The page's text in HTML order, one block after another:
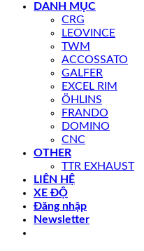
DANH MỤC
CRG
LEOVINCE
TWM
ACCOSSATO
GALFER
EXCEL RIM
ÖHLINS
FRANDO
DOMINO
CNC
OTHER
TTR EXHAUST
LIÊN HỆ
XE ĐỘ
Đăng nhập
Newsletter